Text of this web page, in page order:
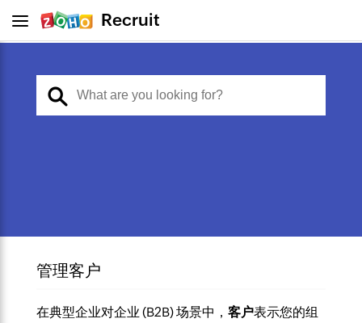
Recruit
管理客户
在典型企业对企业 (B2B) 场景中， 客户表示您的组